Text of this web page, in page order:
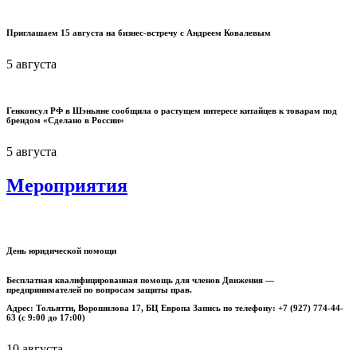
Приглашаем 15 августа на бизнес-встречу с Андреем Ковалевым
5 августа
Генконсул РФ в Шэньяне сообщила о растущем интересе китайцев к товарам под
брендом «Сделано в России»
5 августа
Мероприятия
День юридической помощи
Бесплатная квалифицированная помощь для членов Движения —
предпринимателей по вопросам защиты прав.
Адрес: Тольятти, Ворошилова 17, БЦ Европа Запись по телефону: +7 (927) 774-44-
63 (с 9:00 до 17:00)